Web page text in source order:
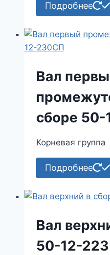
Подробнее
Вал
сборе 50-
Корневая группа
Подробнее
Вал
50-12-223